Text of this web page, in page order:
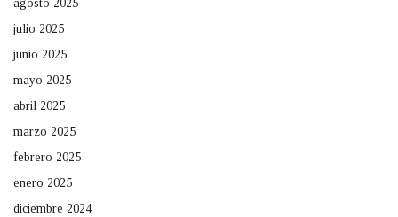
agosto 2025
julio 2025
junio 2025
mayo 2025
abril 2025
marzo 2025
febrero 2025
enero 2025
diciembre 2024